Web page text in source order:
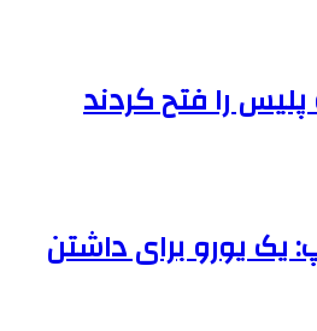
را فتح کردند
یک یورو برای داشتن